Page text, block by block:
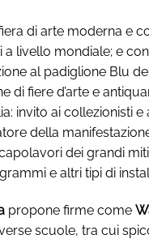
di arte moderna e
a livello mondiale; e
al padiglione Blu
di fiere d’arte e
invito ai collezionisti
della
dei grandi
e altri tipi di
propone firme come
scuole, tra cui